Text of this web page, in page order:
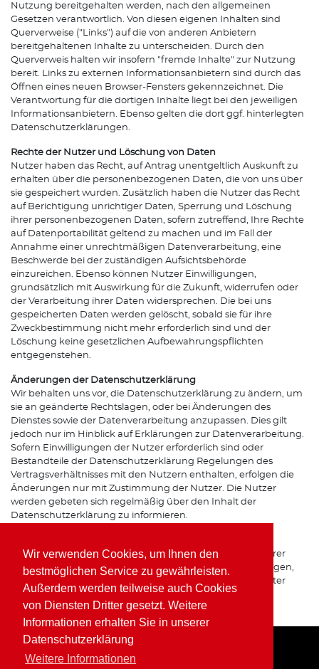
Wir verwenden Cookies, um Ihnen den
bestmöglichen Service zu gewährleisten.
Außerdem werden teilweise auch Cookies
von Diensten Dritter gesetzt. Weitere
Informationen erhalten Sie in unserer
Datenschutzerklärung
Weitere Informationen
Nutzung bereitgehalten werden, nach den allgemeinen
Gesetzen verantwortlich. Von diesen eigenen Inhalten sind
Querverweise ("Links") auf die von anderen Anbietern
bereitgehaltenen Inhalte zu unterscheiden. Durch den
Querverweis halten wir insofern "fremde Inhalte" zur Nutzung
bereit. Links zu externen Informationsanbietern sind durch das
Öffnen eines neuen Browser-Fensters gekennzeichnet. Die
Verantwortung für die dortigen Inhalte liegt bei den jeweiligen
Informationsanbietern. Ebenso gelten die dort ggf. hinterlegten
Datenschutzerklärungen.
Rechte der Nutzer und Löschung von Daten
Nutzer haben das Recht, auf Antrag unentgeltlich Auskunft zu
erhalten über die personenbezogenen Daten, die von uns über
sie gespeichert wurden. Zusätzlich haben die Nutzer das Recht
auf Berichtigung unrichtiger Daten, Sperrung und Löschung
ihrer personenbezogenen Daten, sofern zutreffend, Ihre Rechte
auf Datenportabilität geltend zu machen und im Fall der
Annahme einer unrechtmäßigen Datenverarbeitung, eine
Beschwerde bei der zuständigen Aufsichtsbehörde
einzureichen. Ebenso können Nutzer Einwilligungen,
grundsätzlich mit Auswirkung für die Zukunft, widerrufen oder
der Verarbeitung ihrer Daten widersprechen. Die bei uns
gespeicherten Daten werden gelöscht, sobald sie für ihre
Zweckbestimmung nicht mehr erforderlich sind und der
Löschung keine gesetzlichen Aufbewahrungspflichten
entgegenstehen.
Änderungen der Datenschutzerklärung
Wir behalten uns vor, die Datenschutzerklärung zu ändern, um
sie an geänderte Rechtslagen, oder bei Änderungen des
Dienstes sowie der Datenverarbeitung anzupassen. Dies gilt
jedoch nur im Hinblick auf Erklärungen zur Datenverarbeitung.
Sofern Einwilligungen der Nutzer erforderlich sind oder
Bestandteile der Datenschutzerklärung Regelungen des
Vertragsverhältnisses mit den Nutzern enthalten, erfolgen die
Änderungen nur mit Zustimmung der Nutzer. Die Nutzer
werden gebeten sich regelmäßig über den Inhalt der
Datenschutzerklärung zu informieren.
Bei Fragen zur Erhebung, Verarbeitung oder Nutzung Ihrer
personenbezogenen Daten, bei Auskünften, Berichtigungen,
Sperrung oder Löschung von Daten sowie Widerruf erteilter
Einwilligungen wenden Sie sich bitte an unsere(n)
Datenschutzbeauftragte(n) bzw. Apothekeninhaber(in).
Home Impressum